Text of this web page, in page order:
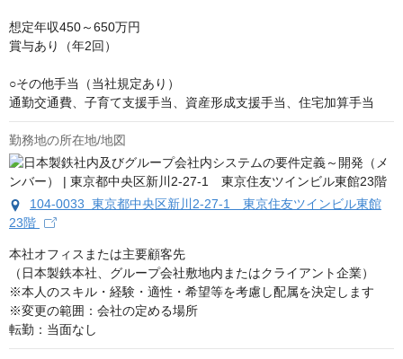
想定年収450～650万円
賞与あり（年2回）
○その他手当（当社規定あり）
通勤交通費、子育て支援手当、資産形成支援手当、住宅加算手当
勤務地の所在地/地図
104-0033 東京都中央区新川2-27-1 東京住友ツインビル東館
23階
本社オフィスまたは主要顧客先
（日本製鉄本社、グループ会社敷地内またはクライアント企業）
※本人のスキル・経験・適性・希望等を考慮し配属を決定します
※変更の範囲：会社の定める場所
転勤：当面なし